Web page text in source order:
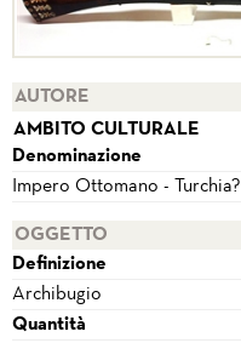
AUTORE
AMBITO CULTURALE
Denominazione
Impero Ottomano - Turchia?
OGGETTO
Definizione
Archibugio
Quantità